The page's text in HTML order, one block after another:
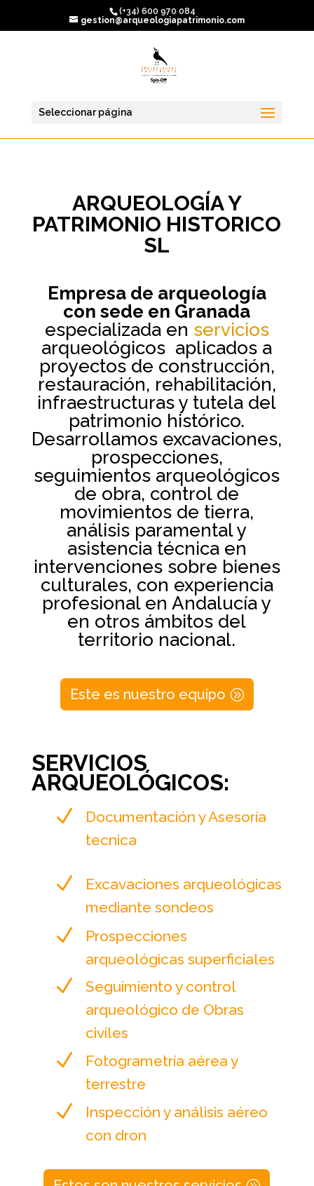
(+34) 600 970 084
gestion@arqueologiapatrimonio.com
Seleccionar página
ARQUEOLOGÍA Y
PATRIMONIO HISTORICO
SL
Empresa de arqueología
con sede en Granada
especializada en servicios
arqueológicos aplicados a
proyectos de construcción,
restauración, rehabilitación,
infraestructuras y tutela del
patrimonio histórico.
Desarrollamos excavaciones,
prospecciones,
seguimientos arqueológicos
de obra, control de
movimientos de tierra,
análisis paramental y
asistencia técnica en
intervenciones sobre bienes
culturales, con experiencia
profesional en Andalucía y
en otros ámbitos del
territorio nacional.
Este es nuestro equipo
SERVICIOS
ARQUEOLÓGICOS:
N
Documentación y Asesoría
tecnica
N
Excavaciones arqueológicas
mediante sondeos
N
Prospecciones
arqueológicas superficiales
N
Seguimiento y control
arqueológico de Obras
civiles
N
Fotogrametría aérea y
terrestre
N
Inspección y análisis aéreo
con dron